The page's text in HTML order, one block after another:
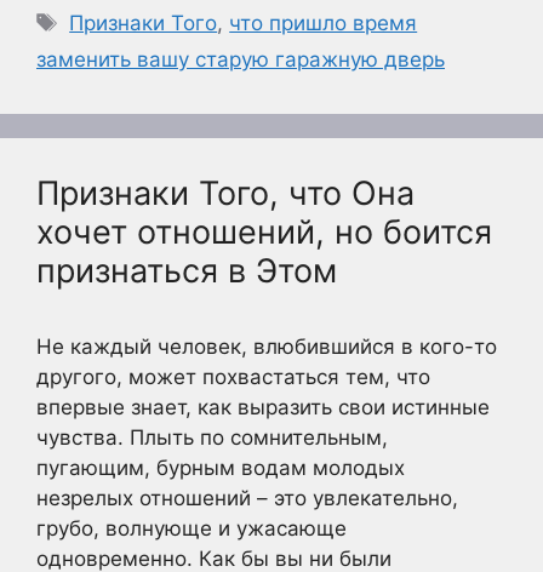
Метки
Признаки Того, что пришло время
заменить вашу старую гаражную дверь
Признаки Того, что Она
хочет отношений, но боится
признаться в Этом
Не каждый человек, влюбившийся в кого-то
другого, может похвастаться тем, что
впервые знает, как выразить свои истинные
чувства. Плыть по сомнительным,
пугающим, бурным водам молодых
незрелых отношений – это увлекательно,
грубо, волнующе и ужасающе
одновременно. Как бы вы ни были